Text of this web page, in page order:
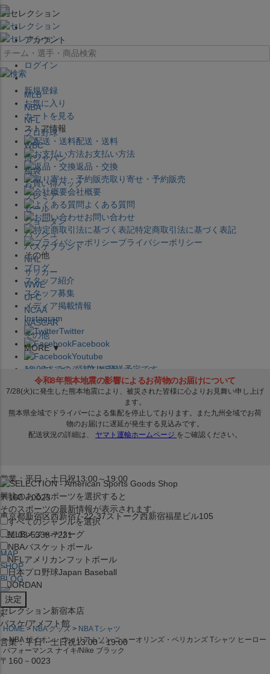
×
アカウント
ログイン
新規登録
お気に入り
カートを見る
ストア情報
配送・送料
お支払い方法
返品・交換
取り寄せ・予約販売
会社概要
よくある質問
お問い合わせ
特定商取引法に基づく表記
プライバシーポリシー
その他
ブログ
スタッフ紹介
スタッフ募集
メディア掲載情報
Instagram
Twitter
Facebook
Youtube
セレクション公式LINE@
営業：平日・土日祝13:00～19:00
〒160－0023
東京都新宿区西新宿7-22-37ストーク西新宿福星ビル105
TEL:03-5338-7231
MAP
SHOP
BLOG
セレクション新宿本店
バスケ/アメフト館
営業：平日・土日祝13:00～19:00
〒160－0023
MLB
NBA
NFL
プロ野球
WBC
侍ジャパン
福袋
お買い得パック
プレミア
セール
ジョーダン
バッシュ
バスケブランド
NHL
サッカー
WWE
UFC
NCAA
NASCAR
その他
MORE ▼
12:00までのご注文は発送予定です。
在庫品は 1-3営業日内で発送!! ※お取寄せ商品は対象外
興味のあるスポーツを選択すると
そのスポーツの最新情報が表示されます。
すべてのジャンルを選択
MLBメジャーリーグ
NBAバスケットボール
NFL アメリカンフットボール
日本プロ野球Japan Baseball
JORDAN
x
HOME NBA グッズ
NBA Tシャツ
NBA ザイオン・ウィリアムソン ニューオリンズ・ペリカンズ Tシャツ ヒーロー
パフォーマンス ナイキ/Nike ブラック